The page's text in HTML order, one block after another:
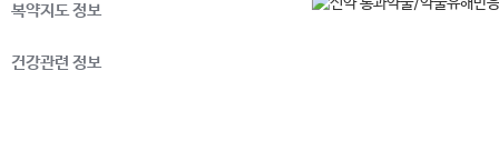
복약지도 정보
건강관련 정보